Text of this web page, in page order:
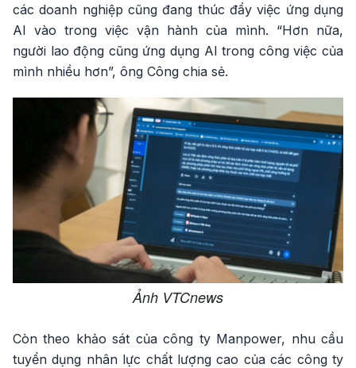
các doanh nghiệp cũng đang thúc đẩy việc ứng dụng
AI vào trong việc vận hành của mình. “Hơn nữa,
người lao động cũng ứng dụng AI trong công việc của
mình nhiều hơn”, ông Công chia sẻ.
Ảnh VTCnews
Còn theo khảo sát của công ty Manpower, nhu cầu
tuyển dụng nhân lực chất lượng cao của các công ty